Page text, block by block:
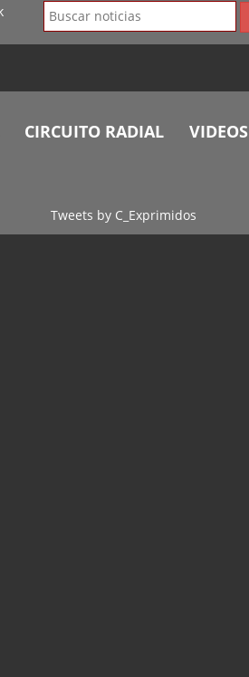
CIRCUITO RADIAL VIDEOS
Tweets by C_Exprimidos